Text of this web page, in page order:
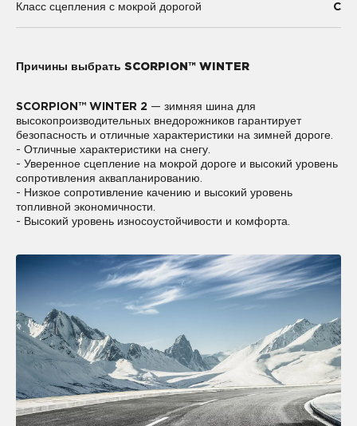
Класс сцепления с мокрой дорогой C
Причины выбрать SCORPION™ WINTER
SCORPION™ WINTER 2 — зимняя шина для
высокопроизводительных внедорожников гарантирует
безопасность и отличные характеристики на зимней дороге.
- Отличные характеристики на снегу.
- Уверенное сцепление на мокрой дороге и высокий уровень
сопротивления аквапланированию.
- Низкое сопротивление качению и высокий уровень
топливной экономичности.
- Высокий уровень износоустойчивости и комфорта.